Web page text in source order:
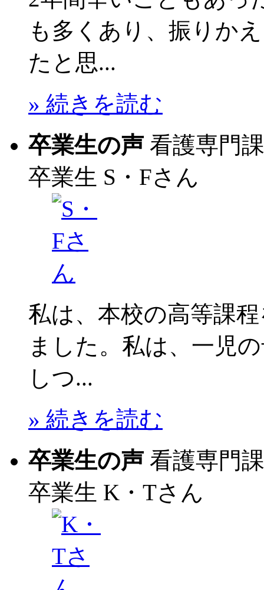
も多くあり、振りか
たと思...
» 続きを読む
卒業生の声 看護専門
卒業生 S・Fさん
私は、本校の高等課
ました。私は、一児
しつ...
» 続きを読む
卒業生の声 看護専門
卒業生 K・Tさん